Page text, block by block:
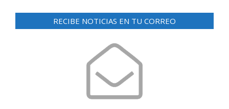
RECIBE NOTICIAS EN TU CORREO